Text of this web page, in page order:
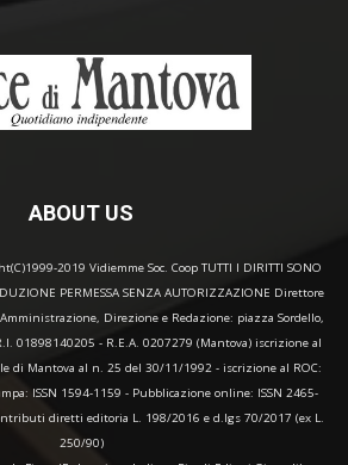
ABOUT US
2019 Vidiemme Soc. Coop TUTTI I DIRITTI SONO
PERMESSA SENZA AUTORIZZAZIONE Direttore
Direzione e Redazione: piazza Sordello,
01898140205 - R.E.A. 0207279 (Mantova) iscrizione al
di Mantova al n. 25 del 30/11/1992 - iscrizione al ROC:
ISSN 1594-1159 - Pubblicazione online: ISSN 2465-
diretti editoria L. 198/2016 e d.lgs 70/2017 (ex L.
250/90)